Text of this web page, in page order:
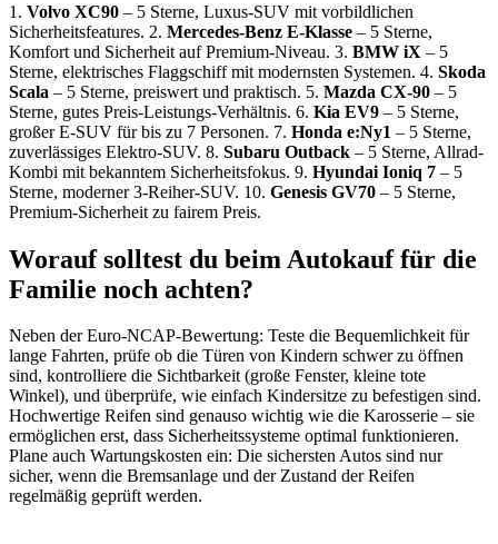
1. Volvo XC90 – 5 Sterne, Luxus-SUV mit vorbildlichen
Sicherheitsfeatures. 2. Mercedes-Benz E-Klasse – 5 Sterne,
Komfort und Sicherheit auf Premium-Niveau. 3. BMW iX – 5
Sterne, elektrisches Flaggschiff mit modernsten Systemen. 4. Skoda
Scala – 5 Sterne, preiswert und praktisch. 5. Mazda CX-90 – 5
Sterne, gutes Preis-Leistungs-Verhältnis. 6. Kia EV9 – 5 Sterne,
großer E-SUV für bis zu 7 Personen. 7. Honda e:Ny1 – 5 Sterne,
zuverlässiges Elektro-SUV. 8. Subaru Outback – 5 Sterne, Allrad-
Kombi mit bekanntem Sicherheitsfokus. 9. Hyundai Ioniq 7 – 5
Sterne, moderner 3-Reiher-SUV. 10. Genesis GV70 – 5 Sterne,
Premium-Sicherheit zu fairem Preis.
Worauf solltest du beim Autokauf für die
Familie noch achten?
Neben der Euro-NCAP-Bewertung: Teste die Bequemlichkeit für
lange Fahrten, prüfe ob die Türen von Kindern schwer zu öffnen
sind, kontrolliere die Sichtbarkeit (große Fenster, kleine tote
Winkel), und überprüfe, wie einfach Kindersitze zu befestigen sind.
Hochwertige Reifen sind genauso wichtig wie die Karosserie – sie
ermöglichen erst, dass Sicherheitssysteme optimal funktionieren.
Plane auch Wartungskosten ein: Die sichersten Autos sind nur
sicher, wenn die Bremsanlage und der Zustand der Reifen
regelmäßig geprüft werden.